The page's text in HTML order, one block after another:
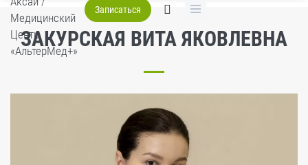
Записаться
ЗАКУРСКАЯ ВИТА ЯКОВЛЕВНА